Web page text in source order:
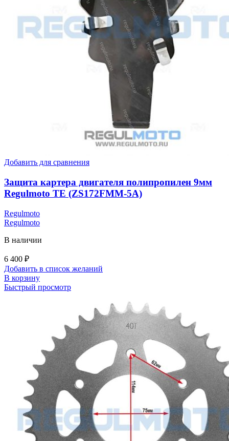
Добавить для сравнения
Защита картера двигателя полипропилен 9мм
Regulmoto TE (ZS172FMM-5A)
Regulmoto
Regulmoto
В наличии
6 400 ₽
Добавить в список желаний
В корзину
Быстрый просмотр